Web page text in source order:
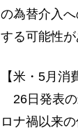
の為替介入
する可能性が
【米・5月消
26日発表の
ロナ禍以来